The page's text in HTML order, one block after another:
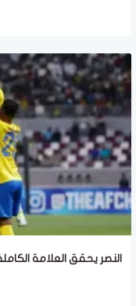
النصر يحقق العلامة